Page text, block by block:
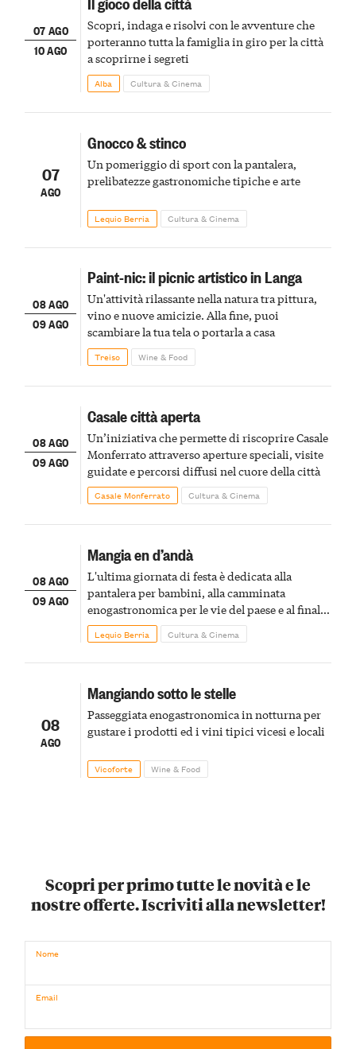
07 AGO
10 AGO
Scopri, indaga e risolvi con le avventure che
porteranno tutta la famiglia in giro per la città
a scoprirne i segreti
Alba Cultura & Cinema
07
AGO
Gnocco & stinco
Un pomeriggio di sport con la pantalera,
prelibatezze gastronomiche tipiche e arte
Lequio Berria Cultura & Cinema
08 AGO
09 AGO
Paint-nic: il picnic artistico in Langa
Un'attività rilassante nella natura tra pittura,
vino e nuove amicizie. Alla fine, puoi
scambiare la tua tela o portarla a casa
Treiso Wine & Food
08 AGO
09 AGO
Casale città aperta
Un’iniziativa che permette di riscoprire Casale
Monferrato attraverso aperture speciali, visite
guidate e percorsi diffusi nel cuore della città
Casale Monferrato Cultura & Cinema
08 AGO
09 AGO
Mangia en d’andà
L'ultima giornata di festa è dedicata alla
pantalera per bambini, alla camminata
enogastronomica per le vie del paese e al finale
pirotecnico
Lequio Berria Cultura & Cinema
08
AGO
Mangiando sotto le stelle
Passeggiata enogastronomica in notturna per
gustare i prodotti ed i vini tipici vicesi e locali
Vicoforte Wine & Food
Scopri per primo tutte le novità e le
nostre offerte. Iscriviti alla newsletter!
Nome
Email